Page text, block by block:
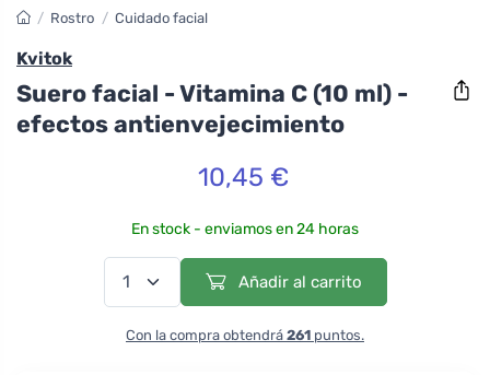
/ Rostro / Cuidado facial
Kvitok
Suero facial - Vitamina C (10 ml) -
efectos antienvejecimiento
10,45 €
En stock - enviamos en 24 horas
Añadir al carrito
Con la compra obtendrá 261 puntos.